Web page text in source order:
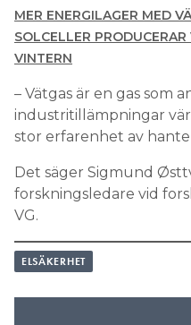
MER ENERGILAGER MED
SOLCELLER
VINTERN
– Vätgas är en gas som
industritillämpningar
stor erfarenhet av
Det säger Sigmund
forskningsledare vid
VG.
ELSÄKERHET